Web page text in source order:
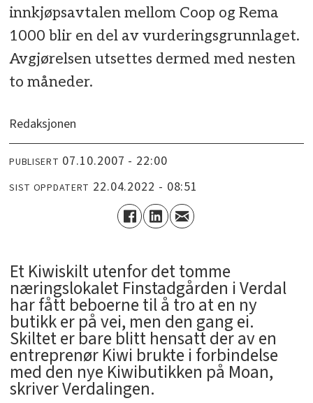
innkjøpsavtalen mellom Coop og Rema
1000 blir en del av vurderingsgrunnlaget.
Avgjørelsen utsettes dermed med nesten
to måneder.
Redaksjonen
PUBLISERT 07.10.2007 - 22:00
SIST OPPDATERT 22.04.2022 - 08:51
Et Kiwiskilt utenfor det tomme
næringslokalet Finstadgården i Verdal
har fått beboerne til å tro at en ny
butikk er på vei, men den gang ei.
Skiltet er bare blitt hensatt der av en
entreprenør Kiwi brukte i forbindelse
med den nye Kiwibutikken på Moan,
skriver Verdalingen.